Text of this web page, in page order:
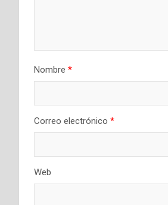
Nombre *
Correo electrónico *
Web